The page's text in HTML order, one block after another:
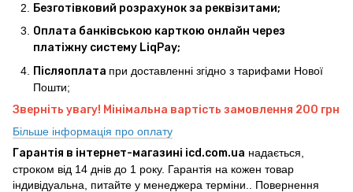
Безготівковий розрахунок за реквізитами;
Оплата банківською карткою онлайн через
платіжну систему LiqPay;
Післяоплата при доставленні згідно з тарифами Нової
Пошти;
Зверніть увагу! Мінімальна вартість замовлення 200 грн
Більше інформація про оплату
Гарантія в інтернет-магазині icd.com.ua надається,
строком від 14 днів до 1 року. Гарантія на кожен товар
індивідуальна, питайте у менеджера терміни.. Повернення